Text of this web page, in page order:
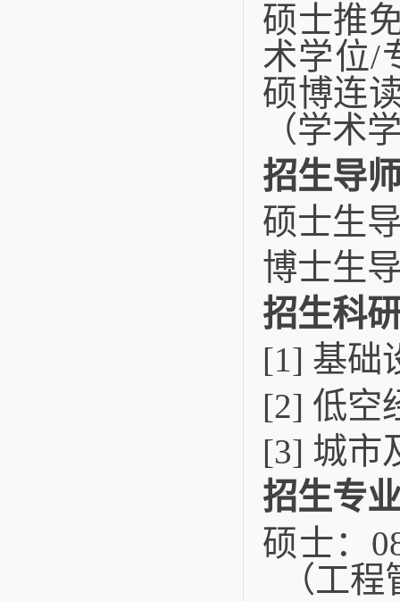
硕士推
术学位/
硕博连
（学术
招生导
硕士生
博士生
招生科
[1] 基础
[2] 低空
[3] 城市
招生专
硕士：
（工